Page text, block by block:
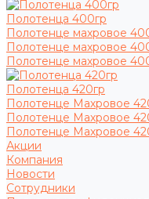
Полотенца 400гр
Полотенце махровое
Полотенце махровое
Полотенце махровое
Полотенца 420гр
Полотенце Махровое
Полотенце Махровое
Полотенце Махровое
Акции
Компания
Новости
Сотрудники